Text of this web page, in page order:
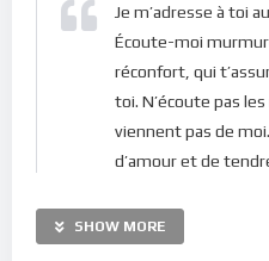
Je m’adresse à toi
Écoute-moi
réconfort, qui
toi. N’écoute pas
viennent pas de
d’amour et de
poids de la honte.
esprit et dévoiler ce
SHOW MORE